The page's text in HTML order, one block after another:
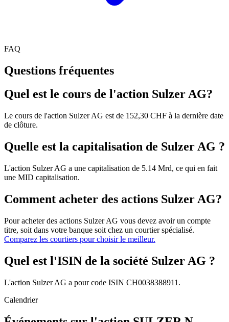
FAQ
Questions fréquentes
Quel est le cours de l'action Sulzer AG?
Le cours de l'action Sulzer AG est de 152,30 CHF à la dernière date
de clôture.
Quelle est la capitalisation de Sulzer AG ?
L'action Sulzer AG a une capitalisation de 5.14 Mrd, ce qui en fait
une MID capitalisation.
Comment acheter des actions Sulzer AG?
Pour acheter des actions Sulzer AG vous devez avoir un compte
titre, soit dans votre banque soit chez un courtier spécialisé.
Comparez les courtiers pour choisir le meilleur.
Quel est l'ISIN de la société Sulzer AG ?
L'action Sulzer AG a pour code ISIN CH0038388911.
Calendrier